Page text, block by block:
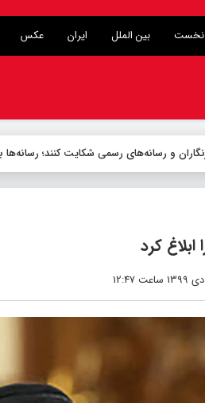
نخست بین الملل ایران عکس
و رسانه‌های رسمی شکایت کنند؛
کرد